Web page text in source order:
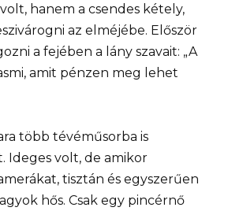
hanem a csendes kétely,
az elméjébe. Először
a fejében a lány szavait: „A
amit pénzen meg lehet
több tévéműsorba is
Ideges volt, de amikor
tisztán és egyszerűen
hős. Csak egy pincérnő